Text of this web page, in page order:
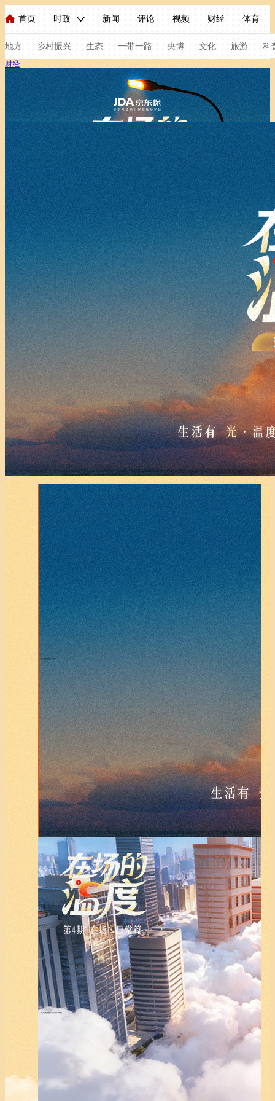
首页 时政 新闻 评论 视频 财经 体育
人民领袖习近平 联播+ 中国领导人 央视快评 习式妙语
直播 栏目大全 节目单 听音 微视频 主持人
海外频道 iPanda English Монгол
地方 乡村振兴 生态 一带一路 央博 文化 旅游 科
总台春晚 网络春晚 共产党员网 秧纪录 纪录片网
新闻 国内 国际 评论 经济 军事 科技
人民领袖习近平 联播+ 热解读 天天学习 习式妙语
视频 小央视频 小央直播 直播中国 熊猫频道
现场 前线 比划 快看 蓝海中国 新兵请入列
体育 直播 竞猜 2026年世界杯 2026年冬奥会
VIP会员 CCTV奥林匹克频道 生活体育大会 体育江湖
财经 教育 乡村振兴 生态环境 一带一路 央博
大国智造 大国展会 大国保险 云顶对话 云起
CCTV.节目官网 直播 节目单 栏目 片库 热播榜
财经
《在场的温度》总集
《在场的温度》在场·日常篇